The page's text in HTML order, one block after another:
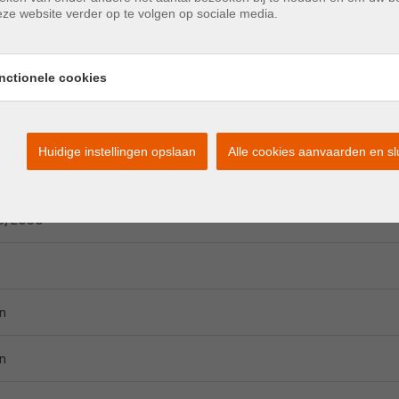
0002301689-RES-1
2030
website verder op te volgen op sociale media.
cookies
Huidige instellingen opslaan Alle cookies aanvaarden en